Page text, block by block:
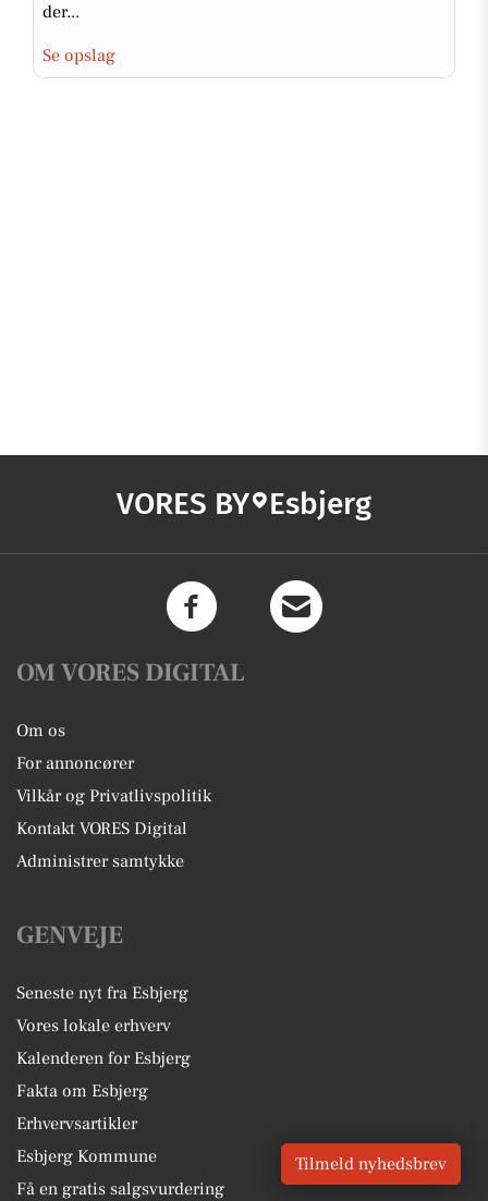
der...
Se opslag
VORES BY Esbjerg
OM VORES DIGITAL
Om os
For annoncører
Vilkår og Privatlivspolitik
Kontakt VORES Digital
Administrer samtykke
GENVEJE
Seneste nyt fra Esbjerg
Vores lokale erhverv
Kalenderen for Esbjerg
Fakta om Esbjerg
Erhvervsartikler
Esbjerg Kommune
Få en gratis salgsvurdering
Tilmeld nyhedsbrev